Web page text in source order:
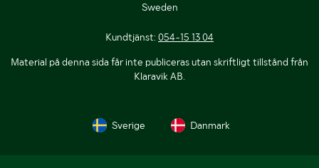
Sweden
Kundtjänst: 054-15 13 04
Material på denna sida får inte publiceras utan skriftligt tillstånd från
Klaravik AB.
Sverige Danmark